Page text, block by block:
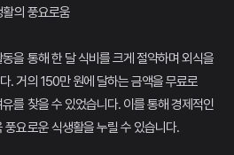
의 풍요로움
을 통해 한 달 식비를 크게 절약하며 외식을
. 거의 150만 원에 달하는 금액을 무료로
를 찾을 수 있었습니다. 이를 통해 경제적인
풍요로운 식생활을 누릴 수 있습니다.